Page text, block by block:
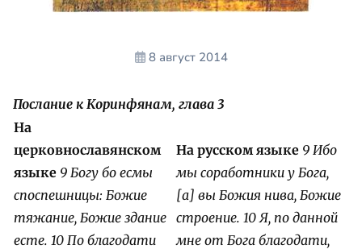
8 август 2014
Послание к Коринфянам, глава 3
На
церковнославянском
языке 9 Богу бо есмы
споспешницы: Божие
тяжание, Божие здание
есте. 10 По благодати
На русском языке 9 Ибо
мы соработники у Бога,
[а] вы Божия нива, Божие
строение. 10 Я, по данной
мне от Бога благодати,